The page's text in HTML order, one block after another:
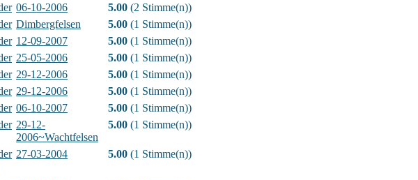
06-10-2006 5.00 (2 Stimme(n))
Dimbergfelsen 5.00 (1 Stimme(n))
12-09-2007 5.00 (1 Stimme(n))
25-05-2006 5.00 (1 Stimme(n))
29-12-2006 5.00 (1 Stimme(n))
29-12-2006 5.00 (1 Stimme(n))
06-10-2007 5.00 (1 Stimme(n))
29-12-
2006~Wachtfelsen
5.00 (1 Stimme(n))
27-03-2004 5.00 (1 Stimme(n))